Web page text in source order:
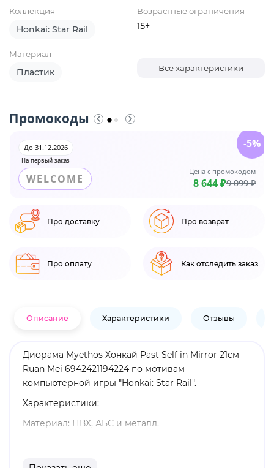
Коллекция
Honkai: Star Rail
Возрастные ограничения
15+
Материал
Пластик Все характеристики
Промокоды
На первый заказ
До 31.12.2026
WELCOME
Цена с промокодом
8 644 ₽9 099 ₽
-5%
Про доставку Про возврат
Про оплату Как отследить заказ
Описание Характеристики Отзывы
Диорама Myethos Хонкай Past Self in Mirror 21см
Ruan Mei 6942421194224 по мотивам
компьютерной игры "Honkai: Star Rail".
Характеристики:
Материал: ПВХ, АБС и металл.
Оригинальный и официально лицензированный